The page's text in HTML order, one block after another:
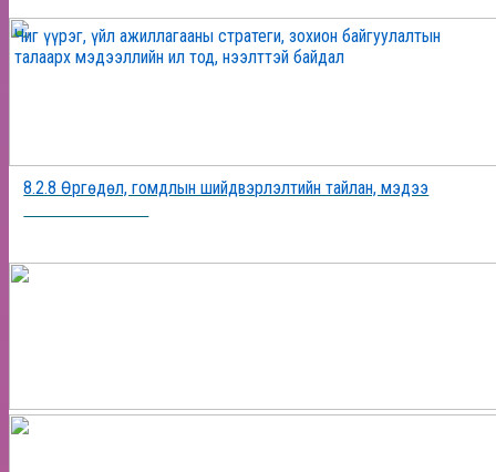
Чиг үүрэг, үйл ажиллагааны стратеги, зохион байгуулалтын
талаарх мэдээллийн ил тод, нээлттэй байдал
8.2.8 Өргөдөл, гомдлын шийдвэрлэлтийн тайлан, мэдээ